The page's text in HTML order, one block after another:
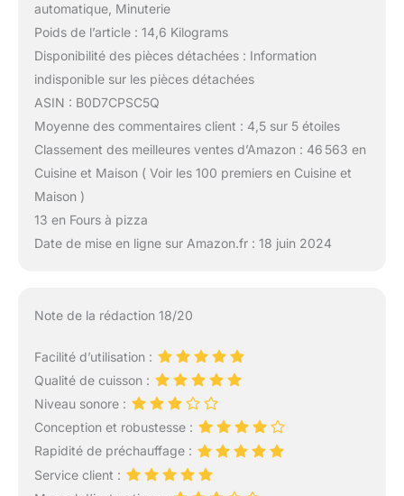
automatique, Minuterie
Poids de l’article : 14,6 Kilograms
Disponibilité des pièces détachées : Information
indisponible sur les pièces détachées
ASIN : B0D7CPSC5Q
Moyenne des commentaires client : 4,5 sur 5 étoiles
Classement des meilleures ventes d’Amazon : 46 563 en
Cuisine et Maison ( Voir les 100 premiers en Cuisine et
Maison )
13 en Fours à pizza
Date de mise en ligne sur Amazon.fr : 18 juin 2024
Note de la rédaction 18/20
Facilité d’utilisation :
Qualité de cuisson :
Niveau sonore :
Conception et robustesse :
Rapidité de préchauffage :
Service client :